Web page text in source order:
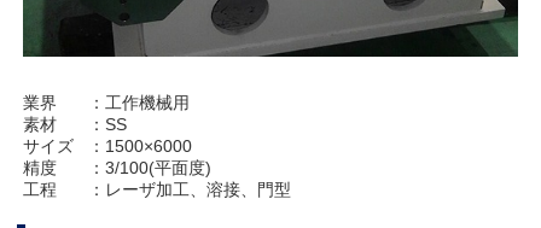
業界 ：工作機械用
素材 ：SS
サイズ ：1500×6000
精度 ：3/100(平面度)
工程 ：レーザ加工、溶接、門型